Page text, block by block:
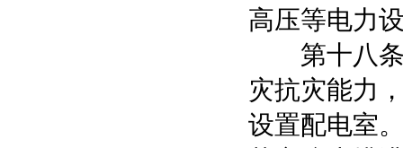
高压等电力
第十八条
灾抗灾能力
设置配电室